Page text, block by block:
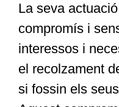
La seva
compromís i
interessos i
el recolzament
si fossin els